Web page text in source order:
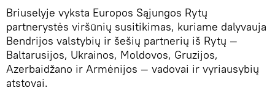
Briuselyje vyksta Europos Sąjungos Rytų
partnerystės viršūnių susitikimas, kuriame dalyvauja
Bendrijos valstybių ir šešių partnerių iš Rytų —
Baltarusijos, Ukrainos, Moldovos, Gruzijos,
Azerbaidžano ir Armėnijos — vadovai ir vyriausybių
atstovai.